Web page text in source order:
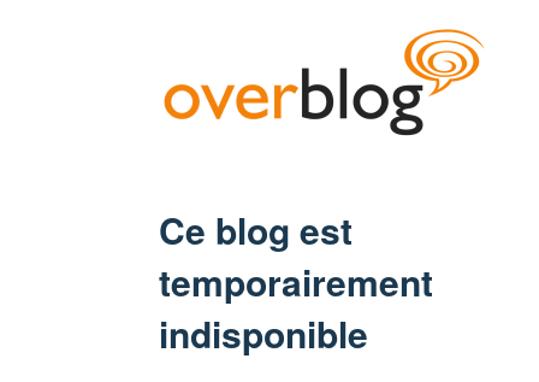
Ce blog est
temporairement
indisponible